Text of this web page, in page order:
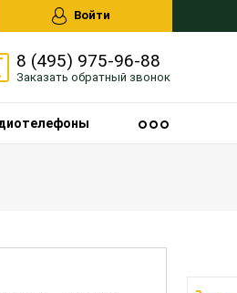
Войти
8 (495) 975-96-88
Заказать обратный звонок